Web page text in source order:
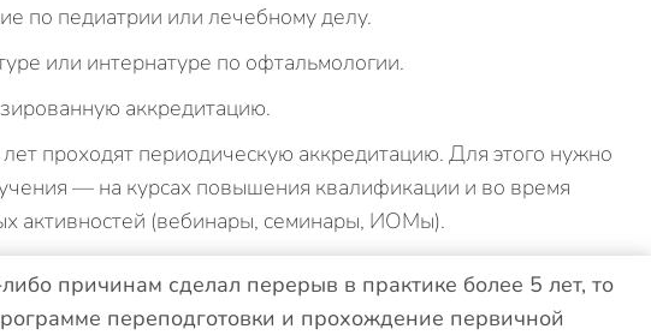
по педиатрии или лечебному делу.
или интернатуре по офтальмологии.
аккредитацию.
проходят периодическую аккредитацию. Для этого нужно
— на курсах повышения квалификации и во время
активностей (вебинары, семинары, ИОМы).
причинам сделал перерыв в практике более 5 лет, то
переподготовки и прохождение первичной